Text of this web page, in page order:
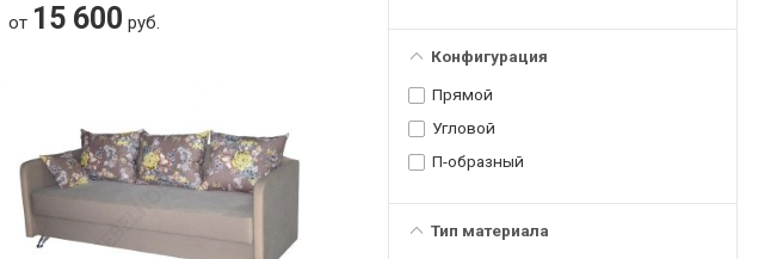
Конфигурация
Прямой
Угловой
П-образный
Тип материала
от 15 600 руб.